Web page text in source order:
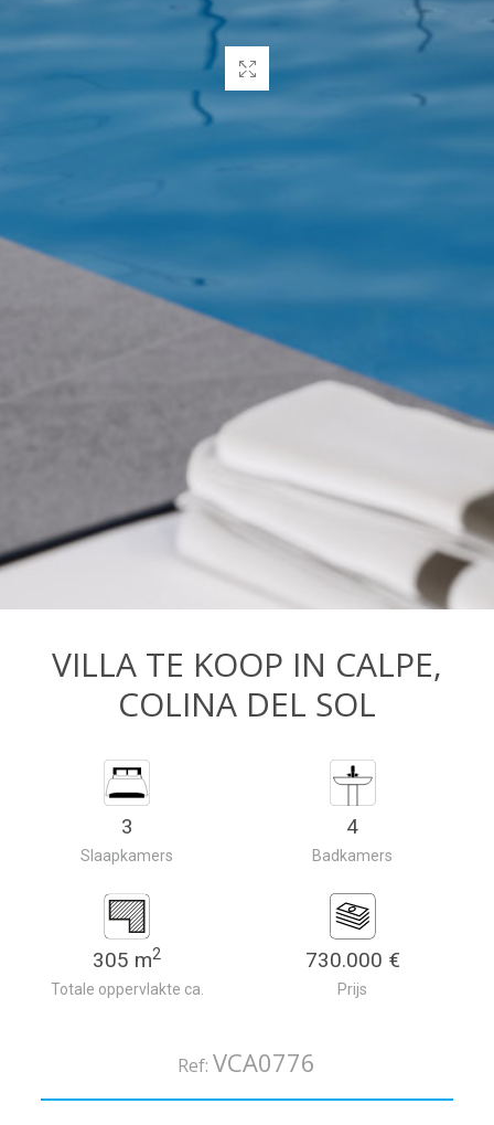
VILLA TE KOOP IN CALPE,
COLINA DEL SOL
3
Slaapkamers
4
Badkamers
305 m2
Totale oppervlakte ca.
730.000 €
Prijs
Ref:VCA0776